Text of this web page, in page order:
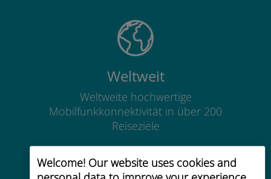
Welcome! Our website uses cookies and
Weltweit
Weltweite hochwertige
Mobilfunkkonnektivität in über 200
Reiseziele